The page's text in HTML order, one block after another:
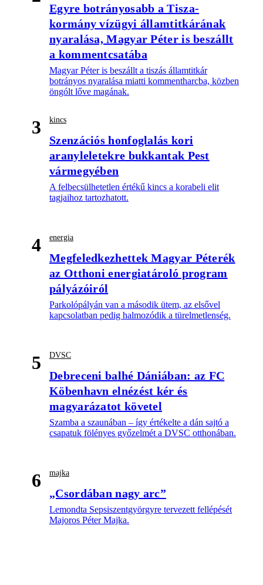
Egyre botrányosabb a Tisza-
kormány vízügyi államtitkárának
nyaralása, Magyar Péter is beszállt
a kommentcsatába
Magyar Péter is beszállt a tiszás államtitkár
botrányos nyaralása miatti kommentharcba, közben
öngólt lőve magának.
3 kincs
Szenzációs honfoglalás kori
aranyleletekre bukkantak Pest
vármegyében
A felbecsülhetetlen értékű kincs a korabeli elit
tagjaihoz tartozhatott.
4 energia
Megfeledkezhettek Magyar Péterék
az Otthoni energiatároló program
pályázóiról
Parkolópályán van a második ütem, az elsővel
kapcsolatban pedig halmozódik a türelmetlenség.
5 DVSC
Debreceni balhé Dániában: az FC
Köbenhavn elnézést kér és
magyarázatot követel
Szamba a szaunában – így értékelte a dán sajtó a
csapatuk fölényes győzelmét a DVSC otthonában.
6 majka
„Csordában nagy arc”
Lemondta Sepsiszentgyörgyre tervezett fellépését
Majoros Péter Majka.